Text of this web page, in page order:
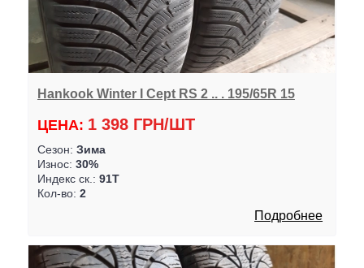
Hankook Winter I Cept RS 2 .. . 195/65R 15
ЦЕНА: 1 398 ГРН/ШТ
Сезон: Зима
Износ: 30%
Индекс ск.: 91T
Кол-во: 2
Подробнее